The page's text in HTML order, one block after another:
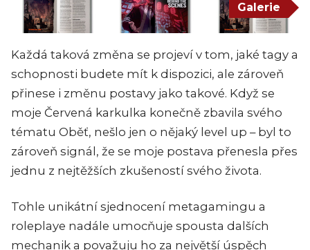
Galerie
Každá taková změna se projeví v tom, jaké tagy a
schopnosti budete mít k dispozici, ale zároveň
přinese i změnu postavy jako takové. Když se
moje Červená karkulka konečně zbavila svého
tématu Oběť, nešlo jen o nějaký level up – byl to
zároveň signál, že se moje postava přenesla přes
jednu z nejtěžších zkušeností svého života.
Tohle unikátní sjednocení metagamingu a
roleplaye nadále umocňuje spousta dalších
mechanik a považuju ho za největší úspěch